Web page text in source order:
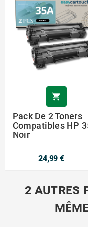

Pack De 2 Toners
Compatibles HP
Noir
24,99 €
2 AUTRES